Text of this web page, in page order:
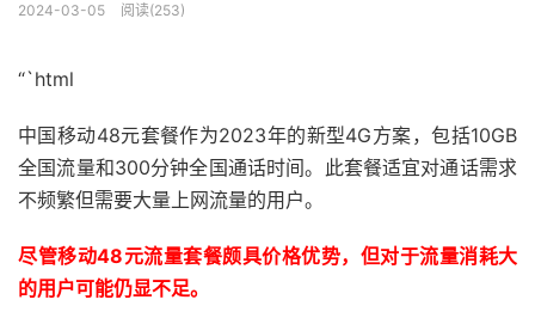
2024-03-05 阅读(253)
“`html
中国移动48元套餐作为2023年的新型4G方案，包括10GB
全国流量和300分钟全国通话时间。此套餐适宜对通话需求
不频繁但需要大量上网流量的用户。
尽管移动48元流量套餐颇具价格优势，但对于流量消耗大
的用户可能仍显不足。